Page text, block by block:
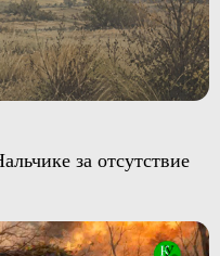
за отсутствие